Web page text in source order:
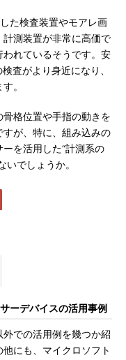
た検査装置やモアレ画
測装置が非常に高価で
れているそうです。安
査がより身近になり、
。
格位置や手指の動きを
が、特に、組み込みの
を活用した“計測系の
いでしょうか。
ーデバイスの活用事例
での活用例を幾つか紹
にも、マイクロソフト